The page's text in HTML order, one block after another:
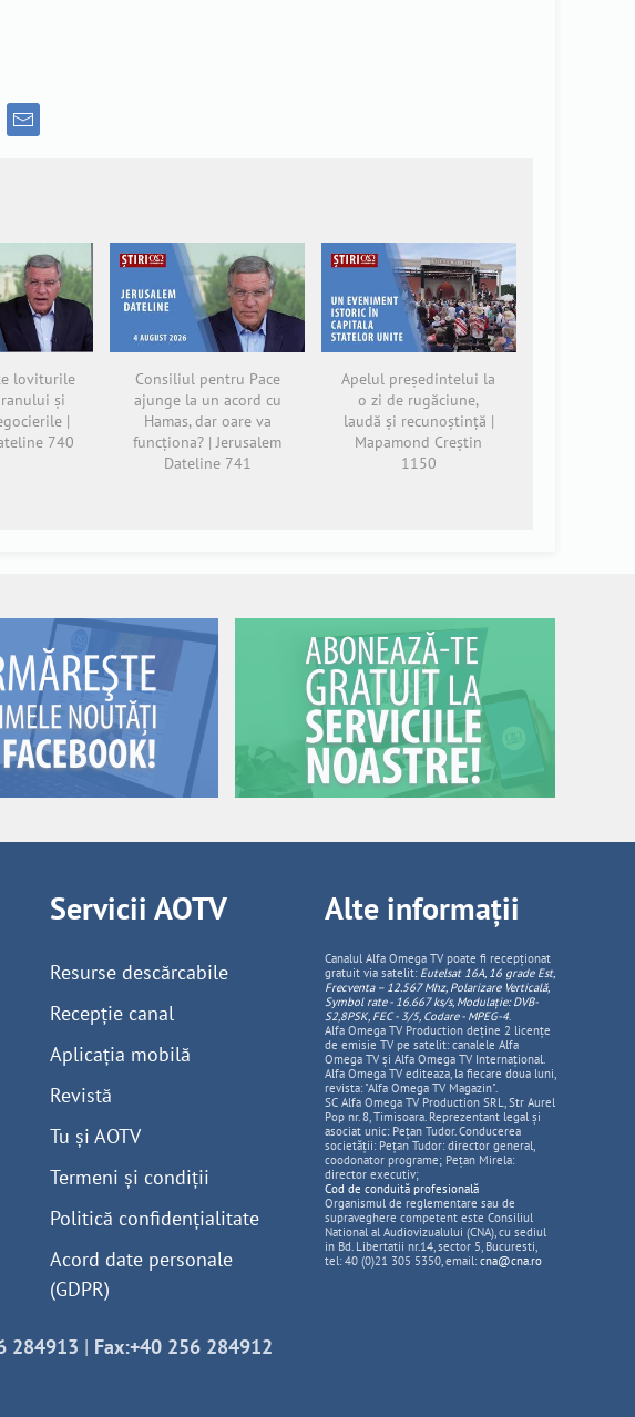
loviturile
și
|
740
Consiliul pentru Pace
ajunge la un acord cu
Hamas, dar oare va
funcționa? | Jerusalem
Dateline 741
Apelul președintelui la
o zi de rugăciune,
laudă și recunoștință |
Mapamond Creștin
1150
Servicii AOTV
Resurse descărcabile
Recepție canal
Aplicația mobilă
Revistă
Tu și AOTV
Termeni și condiții
Politică confidențialitate
Acord date personale
(GDPR)
Alte informații
Canalul Alfa Omega TV poate fi recepționat
gratuit via satelit: Eutelsat 16A, 16 grade Est,
Frecventa – 12.567 Mhz, PolarizareVerticală,
Symbol rate - 16.667 ks/s, Modulație: DVB-
S2,8PSK, FEC - 3/5, Codare - MPEG-4.
Alfa Omega TV Production deține 2 licențe
de emisie TV pe satelit: canalele Alfa
Omega TV și Alfa Omega TV Internațional.
Alfa Omega TV editeaza, la fiecare doua luni,
revista: "Alfa Omega TV Magazin".
SC Alfa Omega TV Production SRL, Str Aurel
Pop nr. 8, Timisoara. Reprezentant legal și
asociat unic: Pețan Tudor. Conducerea
societății: Pețan Tudor: director general,
coodonator programe; Pețan Mirela:
director executiv;
Cod de conduită profesională
Organismul de reglementare sau de
supraveghere competent este Consiliul
National al Audiovizualului (CNA), cu sediul
in Bd. Libertatii nr.14, sector 5, Bucuresti,
tel: 40 (0)21 305 5350, email: cna@cna.ro
284913 | Fax:+40 256 284912